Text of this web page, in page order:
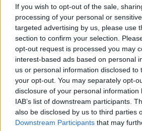
If you wish to opt-out of the sale,
processing of your personal or
targeted advertising by us, please use
section to confirm your selection.
opt-out request is processed you may
interest-based ads based on personal
us or personal information disclosed to
your opt-out. You may separately opt-
disclosure of your personal information
IAB’s list of downstream participants.
also be disclosed by us to third parties
Downstream Participants that may
Notizie Golfo Aranci
Notizie Olbia
Notizie San Pantaleo
Settimo
Sky San Pantaleo
Notizie in
Entra nel canale
GalluraOggi.it